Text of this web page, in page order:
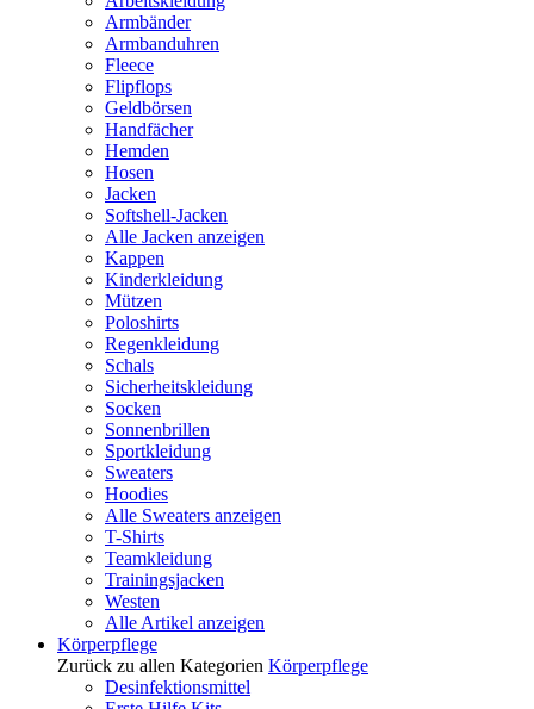
Armbänder
Armbanduhren
Fleece
Flipflops
Geldbörsen
Handfächer
Hemden
Hosen
Jacken
Softshell-Jacken
Alle Jacken anzeigen
Kappen
Kinderkleidung
Mützen
Poloshirts
Regenkleidung
Schals
Sicherheitskleidung
Socken
Sonnenbrillen
Sportkleidung
Sweaters
Hoodies
Alle Sweaters anzeigen
T-Shirts
Teamkleidung
Trainingsjacken
Westen
Alle Artikel anzeigen
Körperpflege
Zurück zu allen Kategorien Körperpflege
Desinfektionsmittel